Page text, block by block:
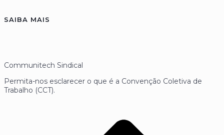
SAIBA MAIS
Communitech Sindical
Permita-nos esclarecer o que é a Convenção Coletiva de
Trabalho (CCT).